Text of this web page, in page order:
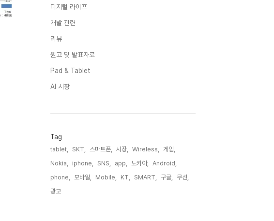
디지털 라이프
개발 관련
리뷰
원고 및 발표자료
Pad & Tablet
AI 시장
Tag
tablet, SKT, 스마트폰, 시장, Wireless,
게임,
Nokia,
iphone, SNS, app, 노키아,
Android,
phone,
모바일, Mobile, KT, SMART, 구글,
무선,
광고,